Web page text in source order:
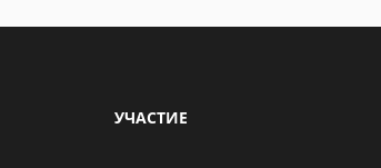
УЧАСТИЕ